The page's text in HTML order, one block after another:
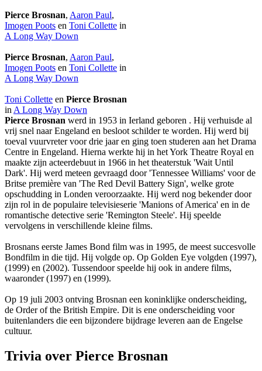
Pierce Brosnan, Aaron Paul,
Imogen Poots en Toni Collette in
A Long Way Down
Pierce Brosnan, Aaron Paul,
Imogen Poots en Toni Collette in
A Long Way Down
Toni Collette en Pierce Brosnan
in A Long Way Down
Pierce Brosnan werd in 1953 in Ierland geboren . Hij verhuisde al
vrij snel naar Engeland en besloot schilder te worden. Hij werd bij
toeval vuurvreter voor drie jaar en ging toen studeren aan het Drama
Centre in Engeland. Hierna werkte hij in het York Theatre Royal en
maakte zijn acteerdebuut in 1966 in het theaterstuk 'Wait Until
Dark'. Hij werd meteen gevraagd door 'Tennessee Williams' voor de
Britse première van 'The Red Devil Battery Sign', welke grote
opschudding in Londen veroorzaakte. Hij werd nog bekender door
zijn rol in de populaire televisieserie 'Manions of America' en in de
romantische detective serie 'Remington Steele'. Hij speelde
vervolgens in verschillende kleine films.
Brosnans eerste James Bond film was in 1995, de meest succesvolle
Bondfilm in die tijd. Hij volgde op. Op Golden Eye volgden (1997),
(1999) en (2002). Tussendoor speelde hij ook in andere films,
waaronder(1997) en (1999).
Op 19 juli 2003 ontving Brosnan een koninklijke onderscheiding,
de Order of the British Empire. Dit is ene onderscheiding voor
buitenlanders die een bijzondere bijdrage leveren aan de Engelse
cultuur.
Trivia over Pierce Brosnan